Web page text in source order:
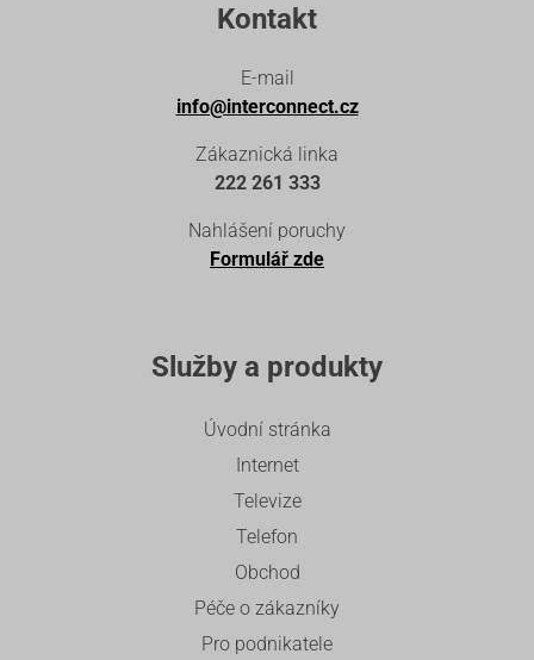
Kontakt
E-mail
info@interconnect.cz
Zákaznická linka
222 261 333
Nahlášení poruchy
Formulář zde
Služby a produkty
Úvodní stránka
Internet
Televize
Telefon
Obchod
Péče o zákazníky
Pro podnikatele